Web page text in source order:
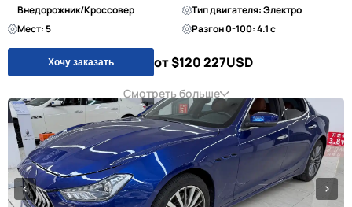
Внедорожник/Кроссовер
Тип двигателя: Электро
Мест: 5
Разгон 0-100: 4.1 с
Хочу заказать от $120 227USD
Смотреть больше